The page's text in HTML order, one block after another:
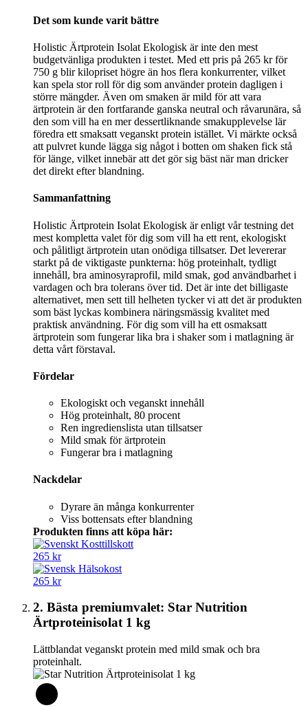
Det som kunde varit bättre
Holistic Ärtprotein Isolat Ekologisk är inte den mest
budgetvänliga produkten i testet. Med ett pris på 265 kr för
750 g blir kilopriset högre än hos flera konkurrenter, vilket
kan spela stor roll för dig som använder protein dagligen i
större mängder. Även om smaken är mild för att vara
ärtprotein är den fortfarande ganska neutral och råvarunära, så
den som vill ha en mer dessertliknande smakupplevelse lär
föredra ett smaksatt veganskt protein istället. Vi märkte också
att pulvret kunde lägga sig något i botten om shaken fick stå
för länge, vilket innebär att det gör sig bäst när man dricker
det direkt efter blandning.
Sammanfattning
Holistic Ärtprotein Isolat Ekologisk är enligt vår testning det
mest kompletta valet för dig som vill ha ett rent, ekologiskt
och pålitligt ärtprotein utan onödiga tillsatser. Det levererar
starkt på de viktigaste punkterna: hög proteinhalt, tydligt
innehåll, bra aminosyraprofil, mild smak, god användbarhet i
vardagen och bra tolerans över tid. Det är inte det billigaste
alternativet, men sett till helheten tycker vi att det är produkten
som bäst lyckas kombinera näringsmässig kvalitet med
praktisk användning. För dig som vill ha ett osmaksatt
ärtprotein som fungerar lika bra i shaker som i matlagning är
detta vårt förstaval.
Fördelar
Ekologiskt och veganskt innehåll
Hög proteinhalt, 80 procent
Ren ingredienslista utan tillsatser
Mild smak för ärtprotein
Fungerar bra i matlagning
Nackdelar
Dyrare än många konkurrenter
Viss bottensats efter blandning
Produkten finns att köpa här:
265 kr
265 kr
2. Bästa premiumvalet: Star Nutrition
Ärtproteinisolat 1 kg
Lättblandat veganskt protein med mild smak och bra
proteinhalt.